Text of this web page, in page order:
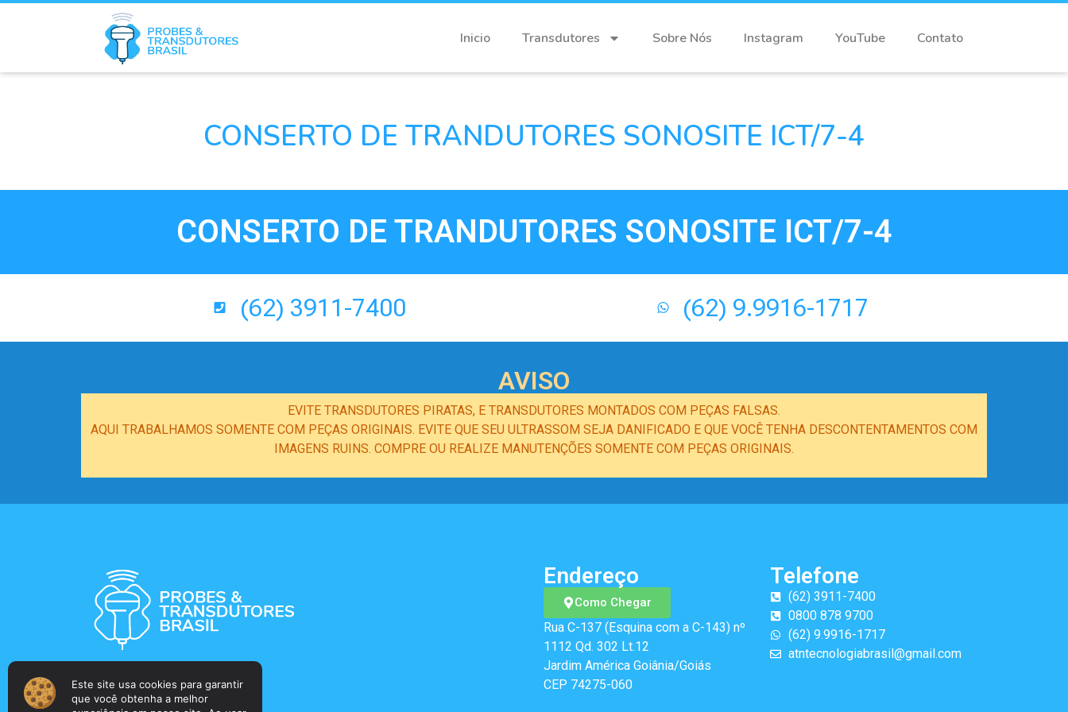
Inicio Transdutores Sobre Nós Instagram YouTube Contato
Este site usa cookies para garantir
que você obtenha a melhor
CONSERTO DE TRANDUTORES SONOSITE ICT/7-4
CONSERTO DE TRANDUTORES SONOSITE ICT/7-4
(62) 3911-7400 (62) 9.9916-1717
AVISO
EVITE TRANSDUTORES PIRATAS, E TRANSDUTORES MONTADOS COM PEÇAS FALSAS.
AQUI TRABALHAMOS SOMENTE COM PEÇAS ORIGINAIS. EVITE QUE SEU ULTRASSOM SEJA DANIFICADO E QUE VOCÊ TENHA DESCONTENTAMENTOS COM
IMAGENS RUINS. COMPRE OU REALIZE MANUTENÇÕES SOMENTE COM PEÇAS ORIGINAIS.
Como Chegar
Rua C-137 (Esquina com a C-143) nº
1112 Qd. 302 Lt.12
Jardim América Goiânia/Goiás
CEP 74275-060
Endereço
(62) 3911-7400
0800 878 9700
(62) 9.9916-1717
atntecnologiabrasil@gmail.com
Telefone